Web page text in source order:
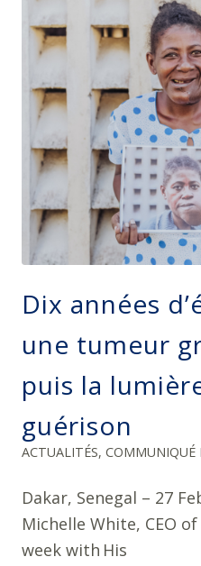
Dix années
une tumeur
puis la
guérison
ACTUALITÉS, COMMUNIQUÉ
Dakar, Senegal – 27
Michelle White, CEO
week with His